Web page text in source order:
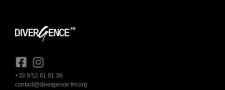
+33 9 52 61 81 36
contact@divergence-fm.org